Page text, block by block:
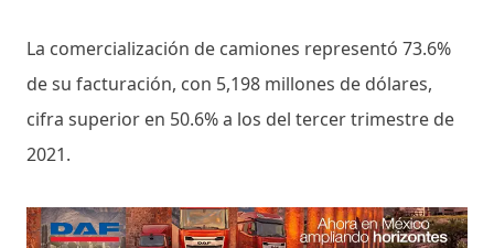
La comercialización de camiones representó 73.6%
de su facturación, con 5,198 millones de dólares,
cifra superior en 50.6% a los del tercer trimestre de
2021.